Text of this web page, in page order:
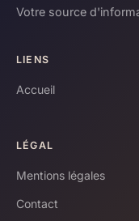
Votre source
LIENS
Accueil
LÉGAL
Mentions légales
Contact